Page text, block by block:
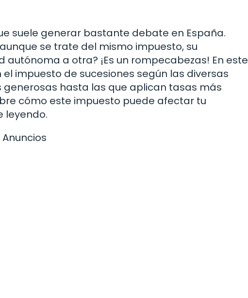
suele generar bastante debate en España.
se trate del mismo impuesto, su
a otra? ¡Es un rompecabezas! En este
impuesto de sucesiones según las diversas
hasta las que aplican tasas más
cómo este impuesto puede afectar tu
leyendo.
Anuncios